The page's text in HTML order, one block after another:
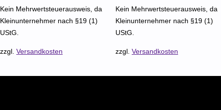
Kein Mehrwertsteuerausweis, da
Kleinunternehmer nach §19 (1)
UStG.
zzgl. Versandkosten
Kein Mehrwertsteuerausweis, da
Kleinunternehmer nach §19 (1)
UStG.
zzgl. Versandkosten